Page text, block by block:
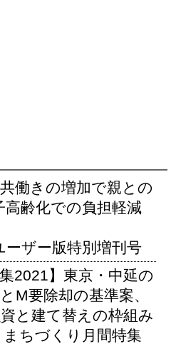
働きの増加で親との
高齢化での負担軽減
ーザー版特別増刊号
2021】東京・中延の
M要除却の基準案、
と建て替えの枠組み
まちづくり月間特集